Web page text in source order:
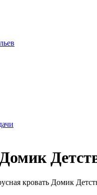
кровать Домик